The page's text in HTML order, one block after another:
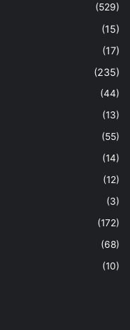
(529)
(15)
(17)
(235)
(44)
(13)
(55)
(14)
(12)
(3)
(172)
(68)
(10)